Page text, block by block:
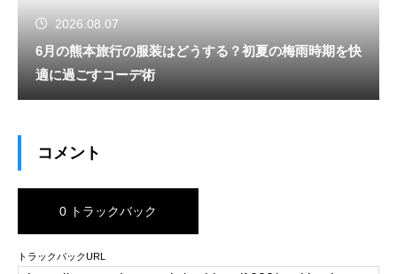
2026.08.07
6月の熊本旅行の服装はどうする？初夏の梅雨時期を快
適に過ごすコーデ術
コメント
0 トラックバック
トラックバックURL